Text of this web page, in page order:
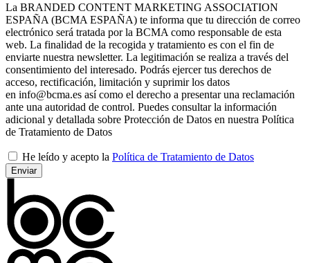
La BRANDED CONTENT MARKETING ASSOCIATION
ESPAÑA (BCMA ESPAÑA) te informa que tu dirección de correo
electrónico será tratada por la BCMA como responsable de esta
web. La finalidad de la recogida y tratamiento es con el fin de
enviarte nuestra newsletter. La legitimación se realiza a través del
consentimiento del interesado. Podrás ejercer tus derechos de
acceso, rectificación, limitación y suprimir los datos
en info@bcma.es así como el derecho a presentar una reclamación
ante una autoridad de control. Puedes consultar la información
adicional y detallada sobre Protección de Datos en nuestra Política
de Tratamiento de Datos
He leído y acepto la Política de Tratamiento de Datos